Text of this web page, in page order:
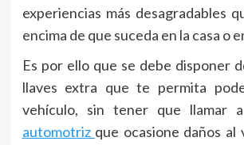
experiencias más desagradables
encima de que suceda en la casa o
Es por ello que se debe disponer
llaves extra que te permita
vehículo, sin tener que llamar
automotriz que ocasione daños al